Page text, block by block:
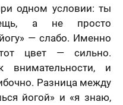
одном условии: ты
а не просто
— слабо. Именно
цвет — сильно.
внимательности, и
Разница между
йогой» и «я знаю,